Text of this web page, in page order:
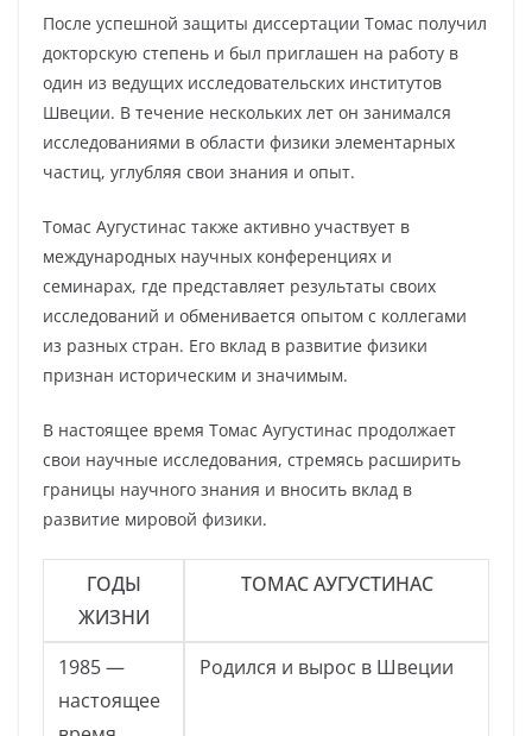
После успешной защиты диссертации Томас получил
докторскую степень и был приглашен на работу в
один из ведущих исследовательских институтов
Швеции. В течение нескольких лет он занимался
исследованиями в области физики элементарных
частиц, углубляя свои знания и опыт.
Томас Аугустинас также активно участвует в
международных научных конференциях и
семинарах, где представляет результаты своих
исследований и обменивается опытом с коллегами
из разных стран. Его вклад в развитие физики
признан историческим и значимым.
В настоящее время Томас Аугустинас продолжает
свои научные исследования, стремясь расширить
границы научного знания и вносить вклад в
развитие мировой физики.
ГОДЫ
ЖИЗНИ
ТОМАС АУГУСТИНАС
1985 —
настоящее
Родился и вырос в Швеции